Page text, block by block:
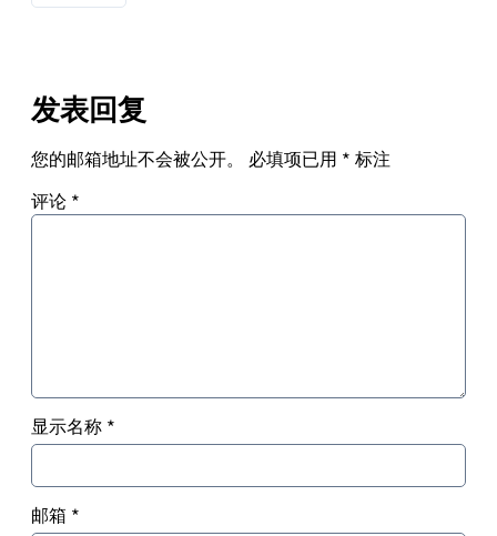
发表回复
您的邮箱地址不会被公开。 必填项已用 * 标注
评论 *
显示名称 *
邮箱 *